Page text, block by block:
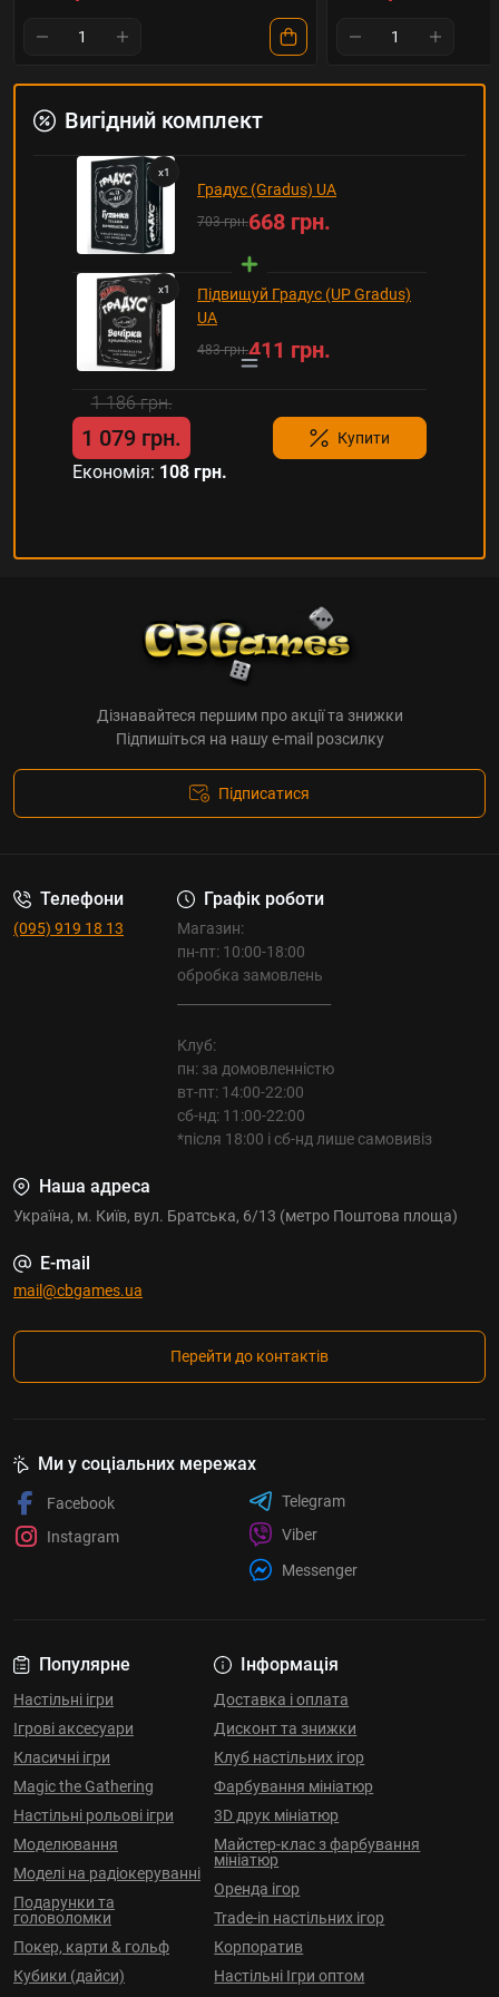
Вигідний комплект
x1
Градус (Gradus) UA
703 грн.668 грн.
x1
Підвищуй Градус (UP Gradus)
UA
483 грн.411 грн.
1 186 грн.
1 079 грн.
Економія: 108 грн.
Купити
Дізнавайтеся першим про акції та знижки
Підпишіться на нашу e-mail розсилку
Підписатися
Телефони
(095) 919 18 13
Графік роботи
Магазин:
пн-пт: 10:00-18:00
обробка замовлень
Клуб:
пн: за домовленністю
вт-пт: 14:00-22:00
сб-нд: 11:00-22:00
*після 18:00 і сб-нд лише самовивіз
Наша адреса
Україна, м. Київ, вул. Братська, 6/13 (метро Поштова площа)
E-mail
mail@cbgames.ua
Перейти до контактів
Популярне
Настільні ігри
Ігрові аксесуари
Класичні ігри
Magic the Gathering
Настільні рольові ігри
Моделювання
Моделі на радіокеруванні
Подарунки та
головоломки
Покер, карти & гольф
Кубики (дайси)
Інформація
Доставка і оплата
Дисконт та знижки
Клуб настільних ігор
Фарбування мініатюр
3D друк мініатюр
Майстер-клас з фарбування
мініатюр
Оренда ігор
Trade-in настільних ігор
Корпоратив
Настільні Ігри оптом
Ми у соціальних мережах
Facebook
Instagram
Telegram
Viber
Messenger